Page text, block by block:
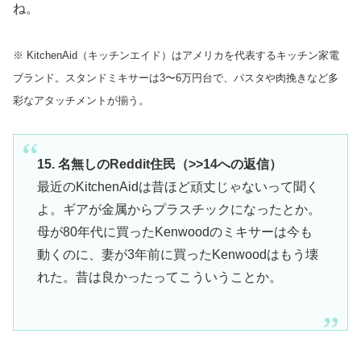
ね。
※ KitchenAid（キッチンエイド）はアメリカを代表するキッチン家電
ブランド。スタンドミキサーは3〜6万円台で、パスタや肉挽きなど多
彩なアタッチメントが揃う。
15. 名無しのReddit住民（>>14への返信）
最近のKitchenAidは昔ほど頑丈じゃないって聞く
よ。ギアが金属からプラスチックになったとか。
母が80年代に買ったKenwoodのミキサーは今も
動くのに、妻が3年前に買ったKenwoodはもう壊
れた。昔は良かったってこういうことか。